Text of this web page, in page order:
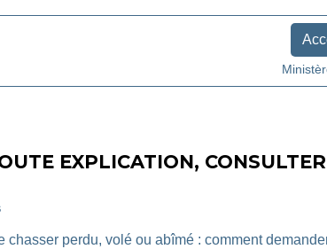
EXPLICATION,
chasser perdu, volé ou abîmé : comment